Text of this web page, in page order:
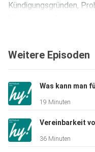
Kündigungsgründen,
ein professionelles
Sinn macht.
Weitere Episoden
19 Minuten
36 Minuten